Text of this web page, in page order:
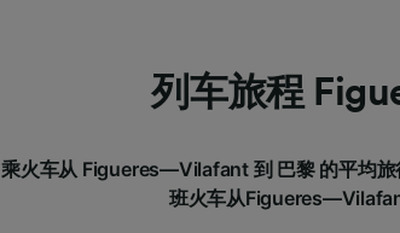
列车旅程
乘火车从 Figueres—Vilafant 到 巴黎 的平均
班火车从